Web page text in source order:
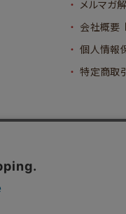
メルマガ
会社概要
個人情報
特定商取